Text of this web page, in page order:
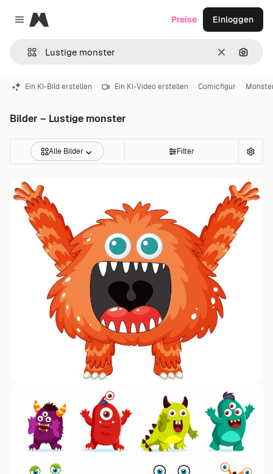
Close menu
Magnific
LöschenNach
Preise Einloggen
Ein KI-Bild erstellen Ein KI-Video erstellen Comicfigur
Bilder – Lustige monster
Alle Bilder Filter